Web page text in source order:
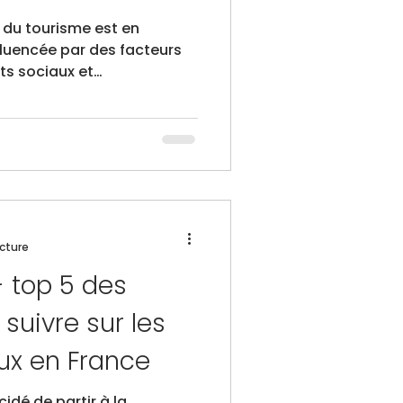
tourisme est en
par des facteurs
sociaux et
mondiales. En
clés ont été identifiées,
modernes.
de rester attentif aux
l
top 5 des
sur les
en France